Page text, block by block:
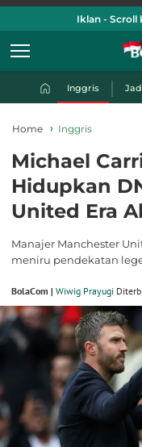
Iklan -
Inggris
Home Inggris
Michael
Hidupkan
United Era
Manajer Manchester
meniru pendekatan
BolaCom | Wiwig Prayugi